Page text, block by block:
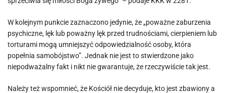
W kolejnym punkcie zaznaczono jedynie, że „poważne zaburzenia
psychiczne, lęk lub poważny lęk przed trudnościami, cierpieniem lub
torturami mogą umniejszyć odpowiedzialność osoby, która
popełnia samobójstwo”. Jednak nie jest to stwierdzone jako
niepodważalny fakt i nikt nie gwarantuje, że rzeczywiście tak jest.
Należy też wspomnieć, że Kościół nie decyduje, kto jest zbawiony a